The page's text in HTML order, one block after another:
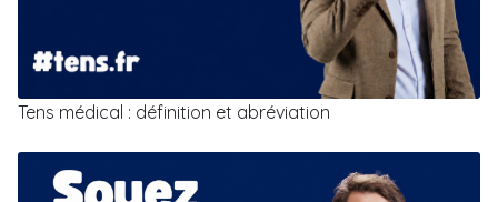
Tens médical : définition et abréviation